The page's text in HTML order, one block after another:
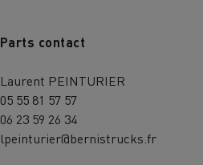
Parts contact
Laurent PEINTURIER
05 55 81 57 57
06 23 59 26 34
lpeinturier@bernistrucks.fr